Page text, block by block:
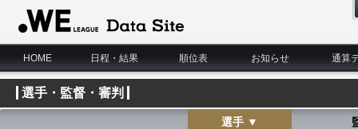
WE LEAGUE Data Site
HOME
日程・結果 順位表 お知らせ 通算
選手・監督・審判
選手 ▼